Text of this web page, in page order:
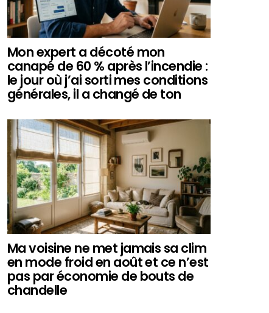
Mon expert a décoté mon
canapé de 60 % après l’incendie :
le jour où j’ai sorti mes conditions
générales, il a changé de ton
Ma voisine ne met jamais sa clim
en mode froid en août et ce n’est
pas par économie de bouts de
chandelle